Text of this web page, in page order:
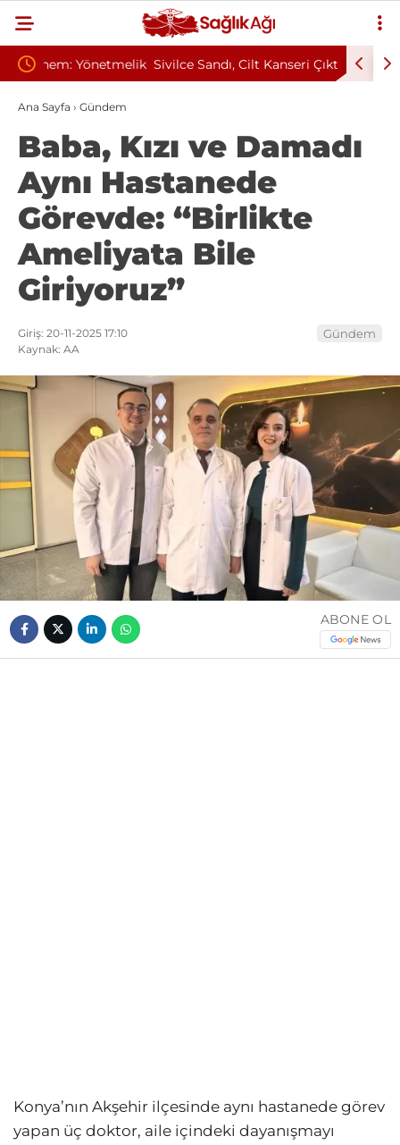
Sivilce Sandı, Cilt Kanseri Çıktı: Ameliyattan 60
Dikişle Uyandı
Baş
Ana Sayfa › Gündem
Baba, Kızı ve Damadı
Aynı Hastanede
Görevde: “Birlikte
Ameliyata Bile
Giriyoruz”
Giriş: 20-11-2025 17:10
Kaynak: AA
Gündem
ABONE OL
Konya’nın Akşehir ilçesinde aynı hastanede görev
yapan üç doktor, aile içindeki dayanışmayı